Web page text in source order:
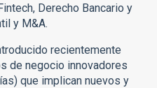
Derecho Bancario y
y M&A.
recientemente
de negocio innovadores
que implican nuevos y